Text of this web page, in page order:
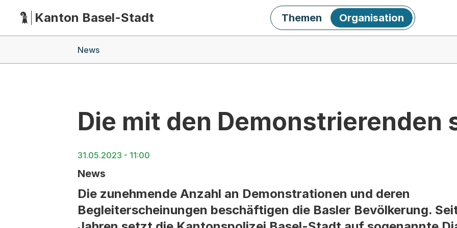
HauptnavigationKanton Basel-Stadt Themen Organisation
News
Die mit den Demonstrierenden
31.05.2023 - 11:00
News
Die zunehmende Anzahl an Demonstrationen und deren
Begleiterscheinungen beschäftigen die Basler Bevölkerung.